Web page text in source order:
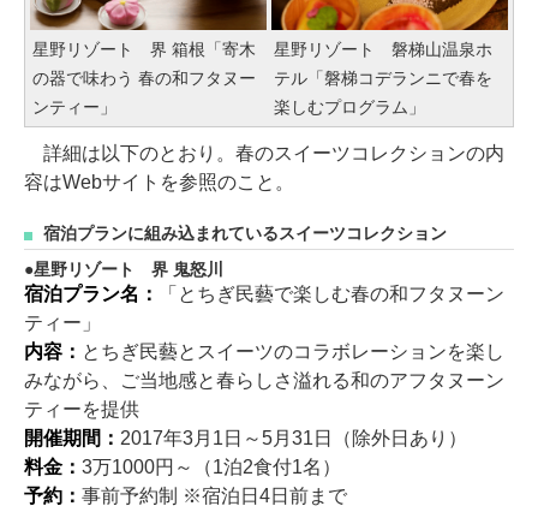
星野リゾート 界 箱根「寄木
の器で味わう 春の和フタヌー
ンティー」
星野リゾート 磐梯山温泉ホ
テル「磐梯コデランニで春を
楽しむプログラム」
詳細は以下のとおり。春のスイーツコレクションの内
容はWebサイトを参照のこと。
宿泊プランに組み込まれているスイーツコレクション
星野リゾート 界 鬼怒川
宿泊プラン名：
「とちぎ民藝で楽しむ春の和フタヌーン
ティー」
内容： とちぎ民藝とスイーツのコラボレーションを楽し
みながら、ご当地感と春らしさ溢れる和のアフタヌーン
ティーを提供
開催期間： 2017年3月1日～5月31日（除外日あり）
料金： 3万1000円～（1泊2食付1名）
予約： 事前予約制 ※宿泊日4日前まで